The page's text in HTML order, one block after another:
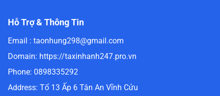
Hỗ Trợ & Thông Tin
Email : taonhung298@gmail.com
Domain: https://taxinhanh247.pro.vn
Phone: 0898335292
Address: Tổ 13 Ấp 6 Tân An Vĩnh Cửu